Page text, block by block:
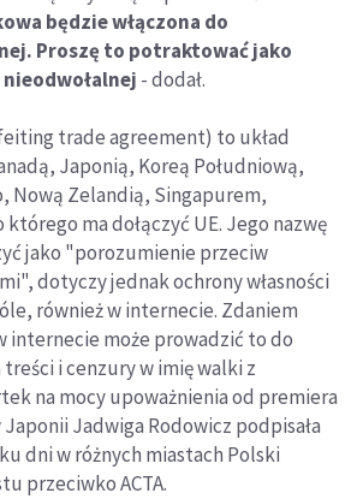
będzie włączona do
Proszę to potraktować jako
- dodał.
trade agreement) to układ
Japonią, Koreą Południową,
Nową Zelandią, Singapurem,
którego ma dołączyć UE. Jego nazwę
jako "porozumienie przeciw
dotyczy jednak ochrony własności
również w internecie. Zdaniem
internecie może prowadzić to do
i cenzury w imię walki z
na mocy upoważnienia od premiera
Jadwiga Rodowicz podpisała
dni w różnych miastach Polski
przeciwko ACTA.